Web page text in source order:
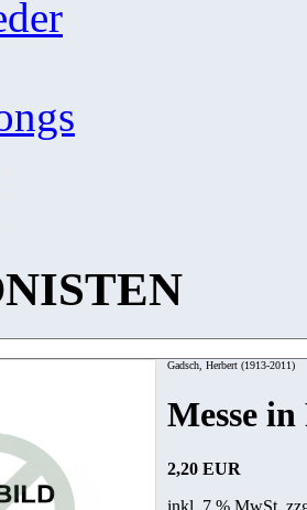
Gadsch, Herbert (1913-2011)
Messe
2,20 EUR
inkl. 7 % MwSt.